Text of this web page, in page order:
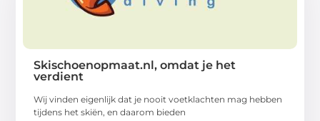
Skischoenopmaat.nl, omdat je het
verdient
Wij vinden eigenlijk dat je nooit voetklachten mag hebben
tijdens het skiën, en daarom bieden